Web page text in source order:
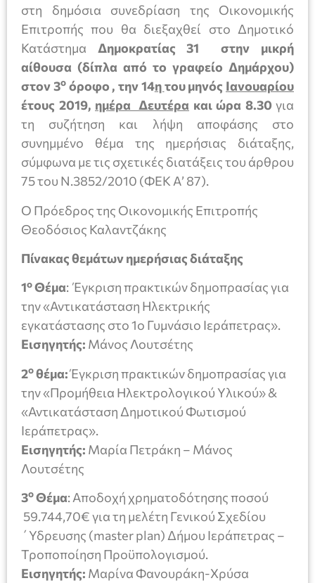
στη δημόσια συνεδρίαση της Οικονομικής
Επιτροπής που θα διεξαχθεί στο Δημοτικό
Κατάστημα Δημοκρατίας 31 στην μικρή
αίθουσα (δίπλα από το γραφείο Δημάρχου)
στον 3οόροφο , την 14ητου μηνός Ιανουαρίου
έτους 2019, ημέρα Δευτέρα και ώρα 8.30 για
τη συζήτηση και λήψη αποφάσης στο
συνημμένο θέμα της ημερήσιας διάταξης,
σύμφωνα με τις σχετικές διατάξεις του άρθρου
75 του Ν.3852/2010 (ΦΕΚ Α’ 87).
Ο Πρόεδρος της Οικονομικής Επιτροπής
Θεοδόσιος Καλαντζάκης
Πίνακας θεμάτων ημερήσιας διάταξης
1οΘέμα: Έγκριση πρακτικών δημοπρασίας για
την «Αντικατάσταση Ηλεκτρικής
εγκατάστασης στο 1ο Γυμνάσιο Ιεράπετρας».
Εισηγητής: Μάνος Λουτσέτης
2οθέμα:Έγκριση πρακτικών δημοπρασίας για
την «Προμήθεια Ηλεκτρολογικού Υλικού» &
«Αντικατάσταση Δημοτικού Φωτισμού
Ιεράπετρας».
Εισηγητής: Μαρία Πετράκη – Μάνος
Λουτσέτης
3οΘέμα: Αποδοχή χρηματοδότησης ποσού
59.744,70€ για τη μελέτη Γενικού Σχεδίου
΄Υδρευσης (master plan) Δήμου Ιεράπετρας –
Τροποποίηση Προϋπολογισμού.
Εισηγητής: Μαρίνα Φανουράκη-Χρύσα